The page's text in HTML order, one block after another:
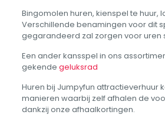
Bingomolen huren, kienspel te huur,
Verschillende benamingen voor dit
gegarandeerd zal zorgen voor uren
Een ander kansspel in ons
gekende geluksrad
Huren bij Jumpyfun attractieverhuur
manieren waarbij zelf afhalen de
dankzij onze afhaalkortingen.